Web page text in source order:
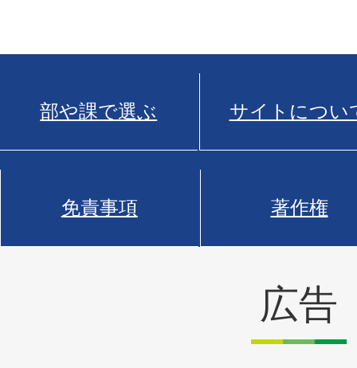
部や課で選ぶ サイトについ
免責事項 著作権
広告